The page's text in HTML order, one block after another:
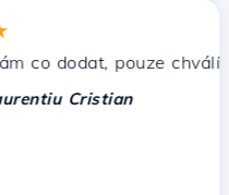
dodat, pouze chválím. S
Cristian